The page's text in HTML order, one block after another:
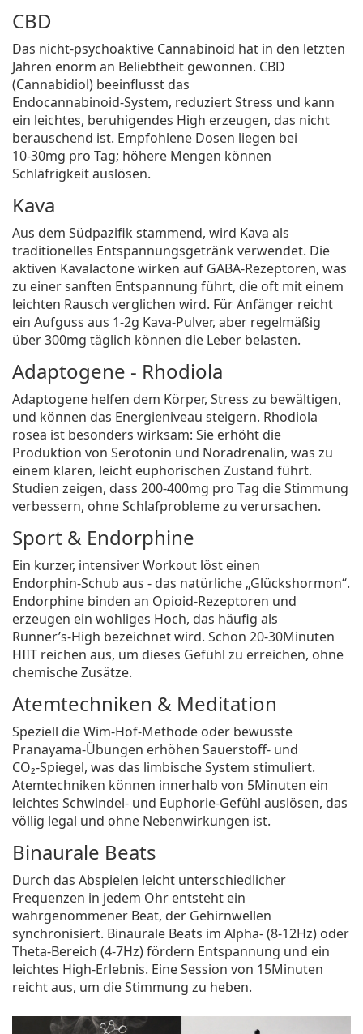
CBD
Das nicht‑psychoaktive Cannabinoid hat in den letzten
Jahren enorm an Beliebtheit gewonnen. CBD
(Cannabidiol) beeinflusst das
Endocannabinoid‑System, reduziert Stress und kann
ein leichtes, beruhigendes High erzeugen, das nicht
berauschend ist. Empfohlene Dosen liegen bei
10‑30mg pro Tag; höhere Mengen können
Schläfrigkeit auslösen.
Kava
Aus dem Südpazifik stammend, wird Kava als
traditionelles Entspannungsgetränk verwendet. Die
aktiven Kavalactone wirken auf GABA‑Rezeptoren, was
zu einer sanften Entspannung führt, die oft mit einem
leichten Rausch verglichen wird. Für Anfänger reicht
ein Aufguss aus 1‑2g Kava‑Pulver, aber regelmäßig
über 300mg täglich können die Leber belasten.
Adaptogene - Rhodiola
Adaptogene helfen dem Körper, Stress zu bewältigen,
und können das Energieniveau steigern. Rhodiola
rosea ist besonders wirksam: Sie erhöht die
Produktion von Serotonin und Noradrenalin, was zu
einem klaren, leicht euphorischen Zustand führt.
Studien zeigen, dass 200‑400mg pro Tag die Stimmung
verbessern, ohne Schlafprobleme zu verursachen.
Sport & Endorphine
Ein kurzer, intensiver Workout löst einen
Endorphin‑Schub aus - das natürliche „Glückshormon“.
Endorphine binden an Opioid‑Rezeptoren und
erzeugen ein wohliges Hoch, das häufig als
Runner’s‑High bezeichnet wird. Schon 20‑30Minuten
HIIT reichen aus, um dieses Gefühl zu erreichen, ohne
chemische Zusätze.
Atemtechniken & Meditation
Speziell die Wim‑Hof‑Methode oder bewusste
Pranayama‑Übungen erhöhen Sauerstoff‑ und
CO₂‑Spiegel, was das limbische System stimuliert.
Atemtechniken können innerhalb von 5Minuten ein
leichtes Schwindel‑ und Euphorie‑Gefühl auslösen, das
völlig legal und ohne Nebenwirkungen ist.
Binaurale Beats
Durch das Abspielen leicht unterschiedlicher
Frequenzen in jedem Ohr entsteht ein
wahrgenommener Beat, der Gehirnwellen
synchronisiert. Binaurale Beats im Alpha‑ (8‑12Hz) oder
Theta‑Bereich (4‑7Hz) fördern Entspannung und ein
leichtes High‑Erlebnis. Eine Session von 15Minuten
reicht aus, um die Stimmung zu heben.